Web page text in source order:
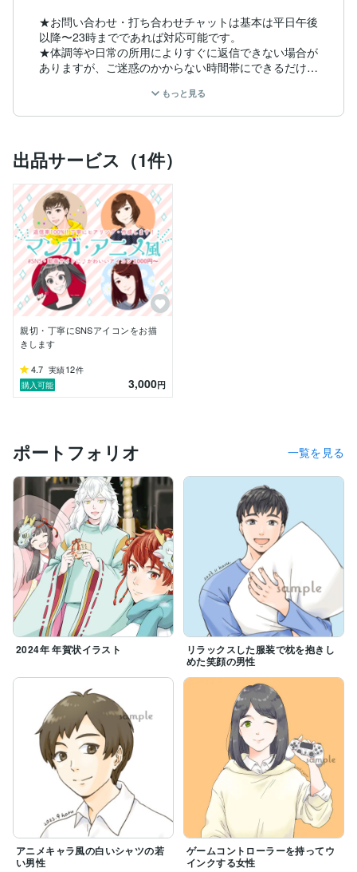
★お問い合わせ・打ち合わせチャットは基本は平日午後
以降〜23時までであれば対応可能です。
★体調等や日常の所用によりすぐに返信できない場合が
ありますが、ご迷惑のかからない時間帯にできるだけ早
★納期は土日祝を除いた日数となります。
その際の経験を生かし、
依頼内容を丁寧にヒアリング・打ち合わせすること、
誠実なオーダー対応を心がけていきます。
また、デザイナーとして学んだ
「依頼者様の完成イメージを汲み取り、依頼者様の目的
にあった完成品になっているか」
を第一に作成をしていきたいと思っています。
決して完成速度は早い方ではないですが、
何においてもひとつひとつを丁寧に、丹念に仕上げるこ
とが得意なので、
ご依頼いただいたイラストについても、
その長所を生かして丁寧に大切に描かせていただきたい
ご依頼お待ちしております！
もっと見る
出品サービス（1件）
親切・丁寧にSNSアイコンをお描
きします
4.7 実績12件
購入可能
3,000円
ポートフォリオ 一覧を見る
2024年 年賀状イラスト
リラックスした服装で枕を抱きし
めた笑顔の男性
アニメキャラ風の白いシャツの若
い男性
ゲームコントローラーを持ってウ
インクする女性